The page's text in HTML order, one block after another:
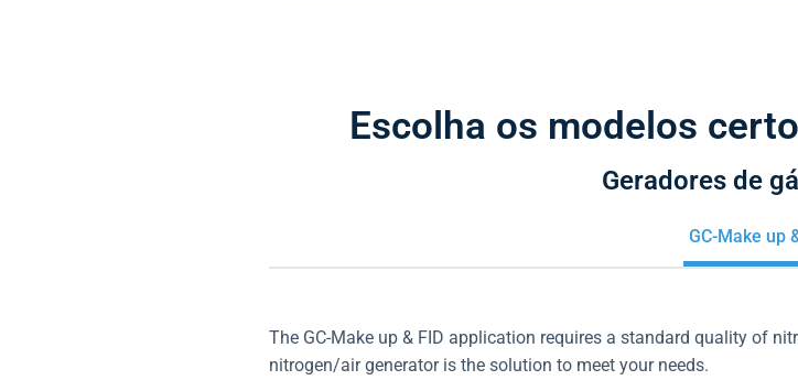
Escolha os modelos
Geradores de
GC-Make up
The GC-Make up & FID application requires a standard quality of
nitrogen/air generator is the solution to meet your needs.